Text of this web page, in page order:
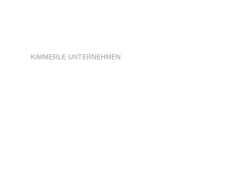
KIMMERLE UNTERNEHMEN